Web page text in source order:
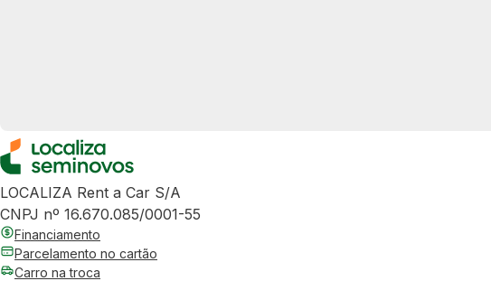
LOCALIZA Rent a Car S/A
CNPJ nº 16.670.085/0001-55
Financiamento
Parcelamento no cartão
Carro na troca